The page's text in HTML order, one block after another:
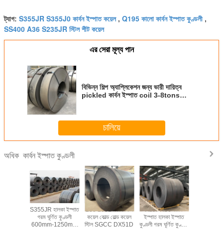
ট্যাগ: S355JR S355J0 কার্বন ইস্পাত কয়েল, Q195 কালো কার্বন ইস্পাত কুণ্ডলী ,
SS400 A36 S235JR স্টিল শীট কয়েল
এর সেরা মূল্য পান
বিভিন্ন শিল্প অ্যাপ্লিকেশন জন্য ভারী দায়িত্ব
pickled কার্বন ইস্পাত coil 3-8tons
চালিয়ে
অধিক কার্বন ইস্পাত কুণ্ডলী
S355JR হালকা ইস্পাত
গরম ঘূর্ণিত কুণ্ডলী
600mm-1250mm
235 235B কার্বন স্টিল
কয়েল কোল্ড রোল্ড কয়েল
স্টিল SGCC DX51D
Astm A36 কার্বন
ইস্পাত হালকা ইস্পাত
কুণ্ডলী গরম ঘূর্ণিত কুণ্ডলী